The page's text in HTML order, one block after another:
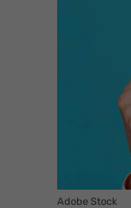
Adobe Stock